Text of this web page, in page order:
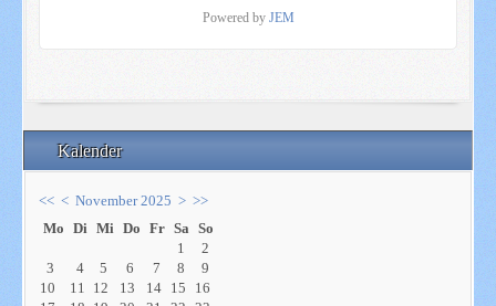
Kalender
<< < November 2025 > >>
Mo Di Mi Do Fr Sa So
1
2
3
4 5 6 7 8
9
10
11 12 13 14 15
16
Powered by JEM